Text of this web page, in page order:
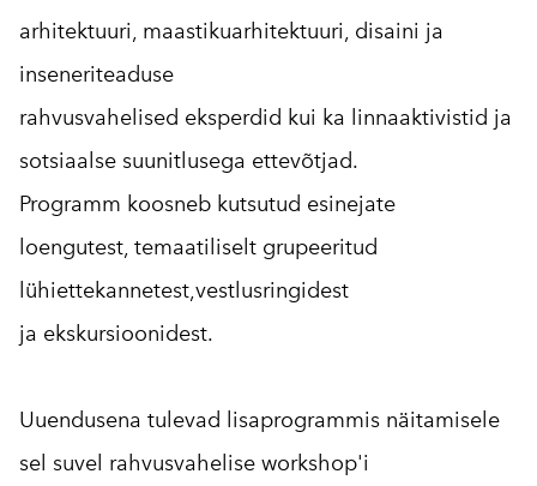
arhitektuuri, maastikuarhitektuuri, disaini ja
inseneriteaduse
rahvusvahelised eksperdid kui ka linnaaktivistid ja
sotsiaalse suunitlusega ettevõtjad.
Programm koosneb kutsutud esinejate
loengutest, temaatiliselt grupeeritud
lühiettekannetest,vestlusringidest
ja ekskursioonidest.
Uuendusena tulevad lisaprogrammis näitamisele
sel suvel rahvusvahelise workshop'i